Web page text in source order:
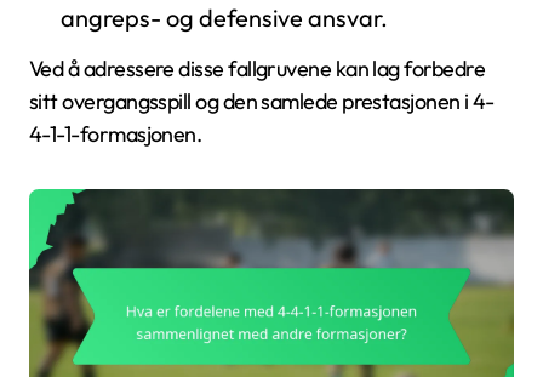
angreps- og defensive ansvar.
Ved å adressere disse fallgruvene kan lag forbedre
sitt overgangsspill og den samlede prestasjonen i 4-
4-1-1-formasjonen.